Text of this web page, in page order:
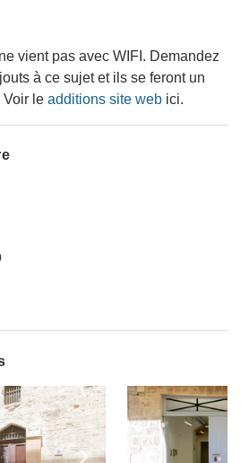
vient pas avec WIFI. Demandez
à ce sujet et ils se feront un
Voir le additions site web ici.
slide Show next slide
Show